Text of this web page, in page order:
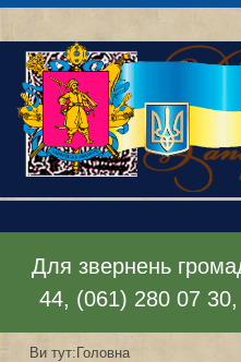
Для звернень
44, (061) 280 07
Ви тут:Головна